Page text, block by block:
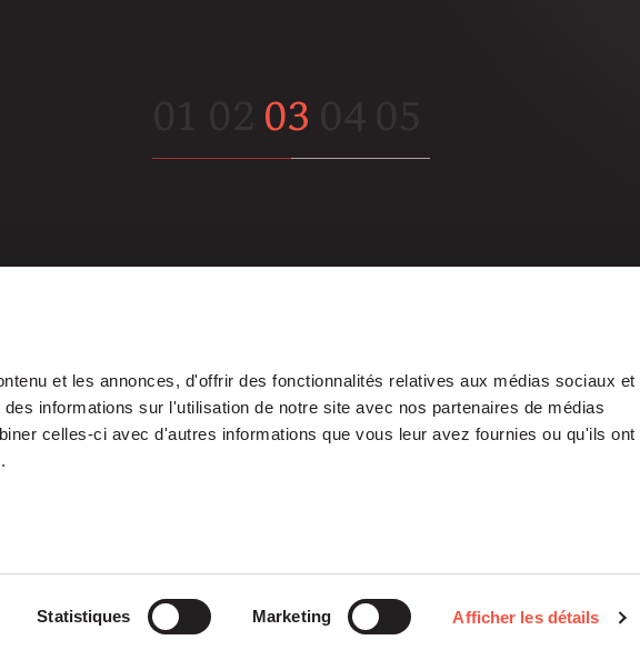
et les annonces, d'offrir des fonctionnalités relatives aux médias sociaux et
informations sur l'utilisation de notre site avec nos partenaires de médias
celles-ci avec d'autres informations que vous leur avez fournies ou qu'ils ont
Statistiques Marketing Afficher les détails
03
Our Platform
ETI
Investments